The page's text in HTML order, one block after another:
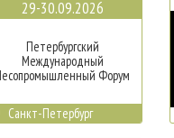
29-30.09.2026
Петербургский
Международный
Форум
Санкт-Петербург